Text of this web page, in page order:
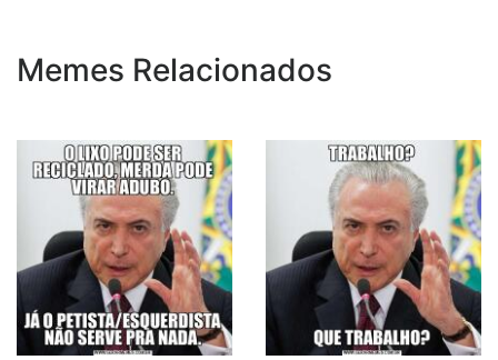
Memes Relacionados